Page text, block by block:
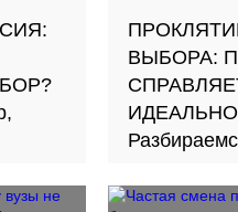
ВЫБОРА:
выбора